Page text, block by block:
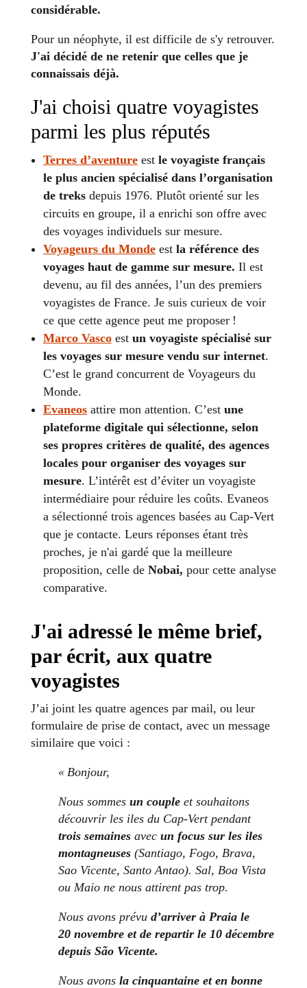
considérable.
Pour un néophyte, il est difficile de s'y retrouver.
J'ai décidé de ne retenir que celles que je
connaissais déjà.
J'ai choisi quatre voyagistes
parmi les plus réputés
Terres d’aventureest le voyagiste français
le plus ancien spécialisé dans l’organisation
de treksdepuis 1976. Plutôt orienté sur les
circuits en groupe, il a enrichi son offre avec
des voyages individuels sur mesure.
Voyageurs du Mondeest la référence des
voyages haut de gamme sur mesure. Il est
devenu, au fil des années, l’un des premiers
voyagistes de France. Je suis curieux de voir
ce que cette agence peut me proposer !
Marco Vascoest un voyagiste spécialisé sur
les voyages sur mesure vendu sur internet.
C’est le grand concurrent de Voyageurs du
Monde.
Evaneosattire mon attention. C’est une
plateforme digitale qui sélectionne, selon
ses propres critères de qualité, des agences
locales pour organiser des voyages sur
mesure. L’intérêt est d’éviter un voyagiste
intermédiaire pour réduire les coûts. Evaneos
a sélectionné trois agences basées au Cap-Vert
que je contacte. Leurs réponses étant très
proches, je n'ai gardé que la meilleure
proposition, celle de Nobai, pour cette analyse
comparative.
J'ai adressé le même brief,
par écrit, aux quatre
voyagistes
J’ai joint les quatre agences par mail, ou leur
formulaire de prise de contact, avec un message
similaire que voici :
« Bonjour,
Nous sommes un coupleet souhaitons
découvrir les iles du Cap-Vert pendant
trois semainesavec un focus sur les iles
montagneuses(Santiago, Fogo, Brava,
Sao Vicente, Santo Antao). Sal, Boa Vista
ou Maio ne nous attirent pas trop.
Nous avons prévu d’arriver à Praia le
20 novembre et de repartir le 10 décembre
depuis São Vicente.
Nous avons la cinquantaine et en bonne